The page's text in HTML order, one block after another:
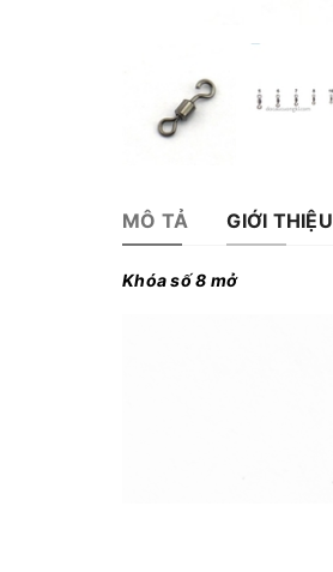
MÔ TẢ GIỚI THIỆU
Khóa số 8 mở